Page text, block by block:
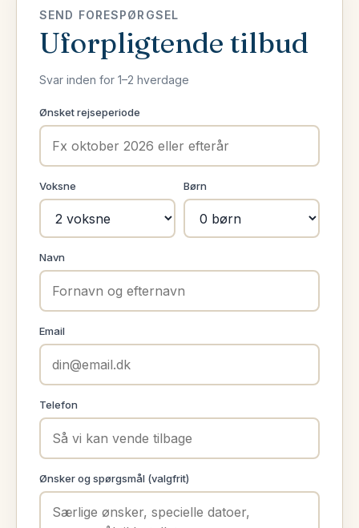
SEND FORESPØRGSEL
Uforpligtende tilbud
Svar inden for 1–2 hverdage
Ønsket rejseperiode
Voksne Børn
Navn
Email
Telefon
Ønsker og spørgsmål (valgfrit)